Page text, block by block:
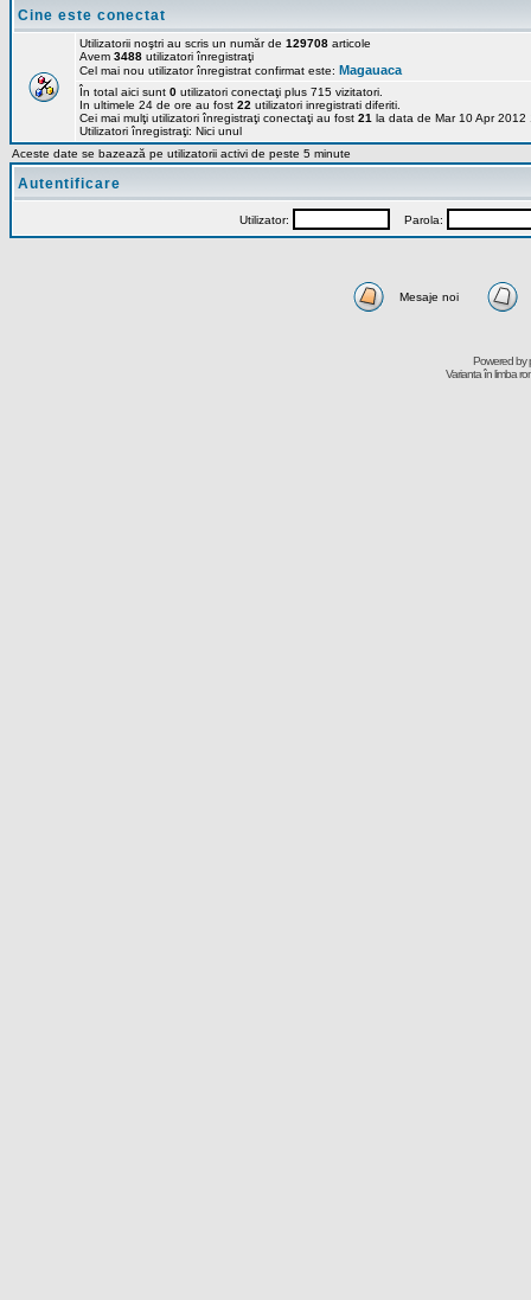
Cine este conectat
Utilizatorii noştri au scris un număr de 129708 articole
Avem 3488 utilizatori înregistraţi
Cel mai nou utilizator înregistrat confirmat este: Magauaca
În total aici sunt 0 utilizatori conectaţi plus 715 vizitatori.
In ultimele 24 de ore au fost 22 utilizatori inregistrati diferiti.
Cei mai mulţi utilizatori înregistraţi conectaţi au fost 21 la data de Mar 10 Apr 2012
Utilizatori înregistraţi: Nici unul
Aceste date se bazează pe utilizatorii activi de peste 5 minute
Autentificare
Utilizator: Parola:
Mesaje noi
Powered by
Varianta în limba